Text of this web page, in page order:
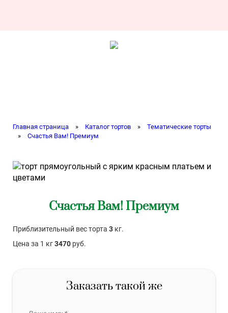
Главная страница » Каталог тортов »
Тематические торты
»
Счастья Вам! Премиум
Счастья Вам! Премиум
Приблизительный вес торта 3 кг.
Цена за 1 кг3470 руб.
Заказать такой же